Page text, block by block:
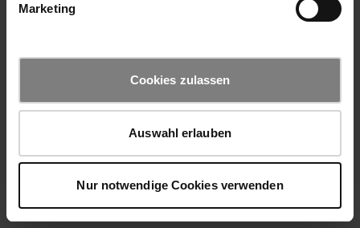
Marketing
Cookies zulassen
Auswahl erlauben
Nur notwendige Cookies verwenden